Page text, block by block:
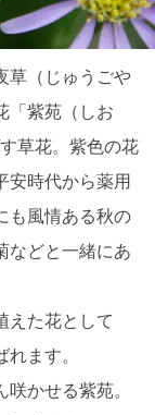
草（じゅうごや
「紫苑（しお
草花。紫色の花
安時代から薬用
も風情ある秋の
などと一緒にあ
えた花として
ます。
かせる紫苑。